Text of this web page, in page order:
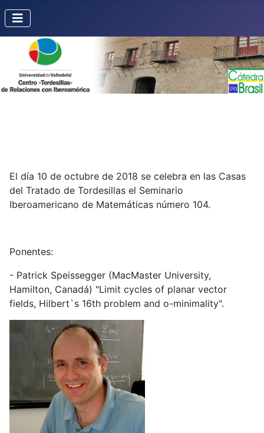
El día 10 de octubre de 2018 se celebra en las Casas
del Tratado de Tordesillas el Seminario
Iberoamericano de Matemáticas número 104.
Ponentes:
- Patrick Speissegger (MacMaster University,
Hamilton, Canadá) "Limit cycles of planar vector
fields, Hilbert`s 16th problem and o-minimality".